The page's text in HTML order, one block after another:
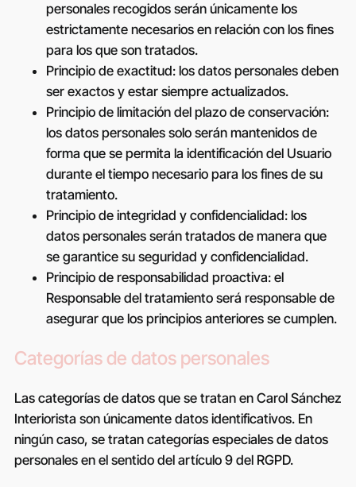
personales recogidos serán únicamente los
estrictamente necesarios en relación con los fines
para los que son tratados.
Principio de exactitud: los datos personales deben
ser exactos y estar siempre actualizados.
Principio de limitación del plazo de conservación:
los datos personales solo serán mantenidos de
forma que se permita la identificación del Usuario
durante el tiempo necesario para los fines de su
tratamiento.
Principio de integridad y confidencialidad: los
datos personales serán tratados de manera que
se garantice su seguridad y confidencialidad.
Principio de responsabilidad proactiva: el
Responsable del tratamiento será responsable de
asegurar que los principios anteriores se cumplen.
Categorías de datos personales
Las categorías de datos que se tratan en Carol Sánchez
Interiorista son únicamente datos identificativos. En
ningún caso, se tratan categorías especiales de datos
personales en el sentido del artículo 9 del RGPD.